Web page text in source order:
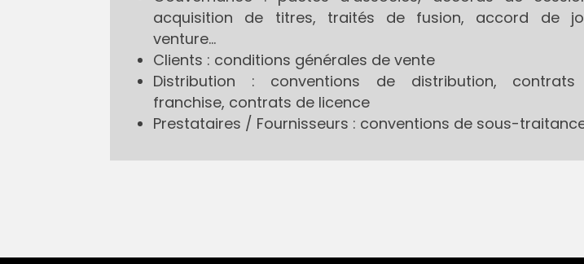
acquisition de titres, traités de fusion, accord de
venture…
Clients : conditions générales de vente
Distribution : conventions de distribution,
franchise, contrats de licence
Prestataires / Fournisseurs : conventions de sous-